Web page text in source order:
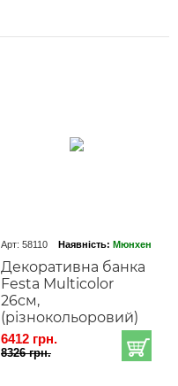
Арт: 58110 Наявність: Мюнхен
Декоративна банка
Festa Multicolor
26cм,
(різнокольоровий)
6412 грн.
8326 грн.